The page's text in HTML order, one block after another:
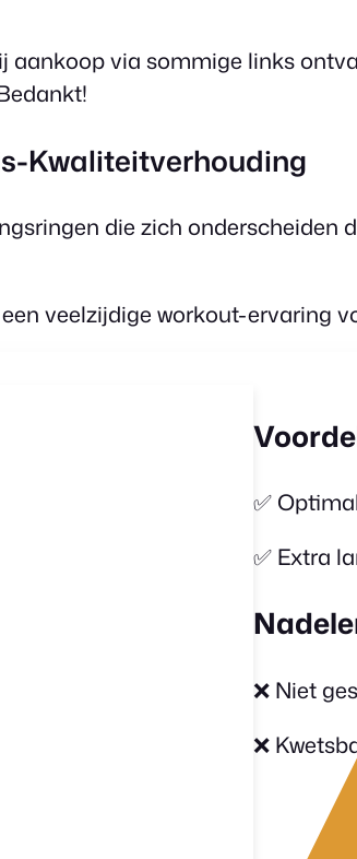
aankoop via sommige links
Kwaliteitverhouding
die zich
veelzijdige workout-ervaring
✅
✅ Extra
❌ Niet
❌